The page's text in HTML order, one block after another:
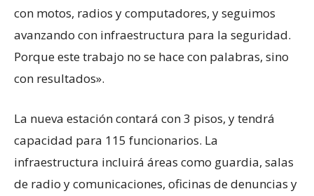
con motos, radios y computadores, y seguimos
avanzando con infraestructura para la seguridad.
Porque este trabajo no se hace con palabras, sino
con resultados».
La nueva estación contará con 3 pisos, y tendrá
capacidad para 115 funcionarios. La
infraestructura incluirá áreas como guardia, salas
de radio y comunicaciones, oficinas de denuncias y